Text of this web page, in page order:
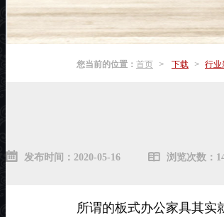
您当前的位置： 首页 > 下载 > 行业
发布时间：2020-05-16 浏览次数：
所谓的板式办公家具其实